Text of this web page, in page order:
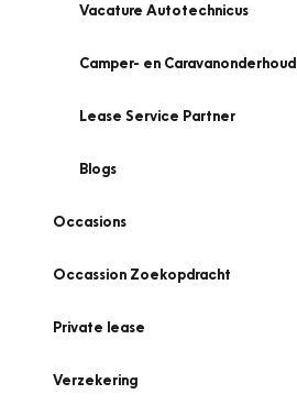
Vacature Autotechnicus
Camper- en Caravanonderhoud
Lease Service Partner
Blogs
Occasions
Occassion Zoekopdracht
Private lease
Verzekering